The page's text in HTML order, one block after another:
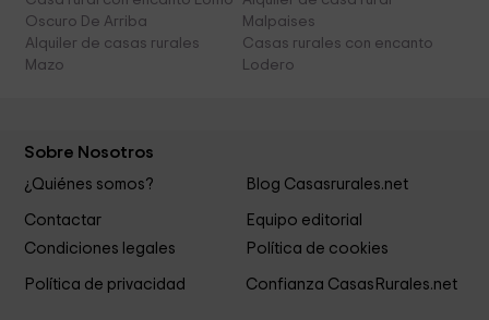
Oscuro De Arriba
Malpaises
Alquiler de casas rurales
Mazo
Casas rurales con encanto
Lodero
Sobre Nosotros
¿Quiénes somos? Blog Casasrurales.net
Contactar
Equipo editorial
Condiciones legales
Política de cookies
Política de privacidad Confianza CasasRurales.net